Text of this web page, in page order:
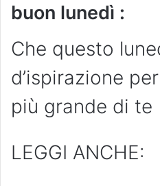
buon lunedì :
Che questo
d’ispirazione
più grande di te
LEGGI ANCHE: